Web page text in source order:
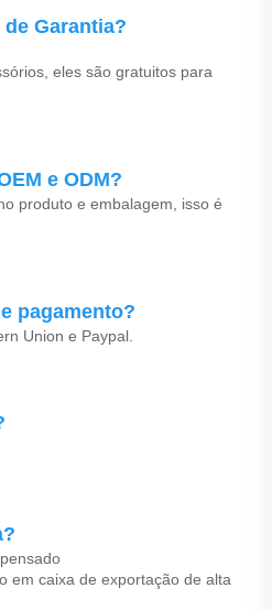
Garantia?
eles são gratuitos para
e ODM?
produto e embalagem, isso é
pagamento?
Union e Paypal.
em caixa de exportação de alta